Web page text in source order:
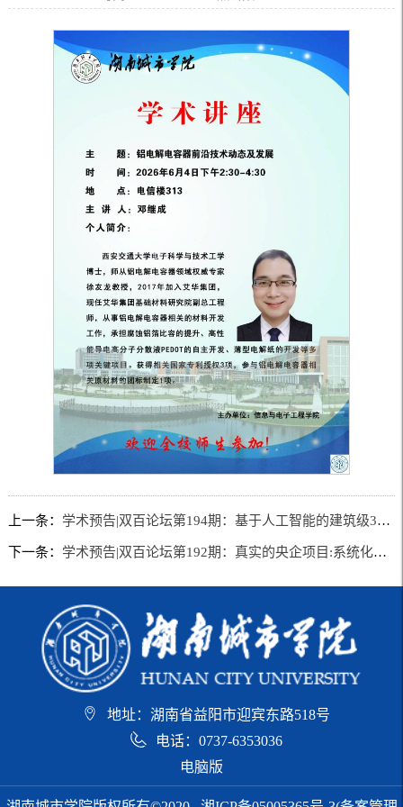
上一条： 学术预告|双百论坛第194期：基于人工智能的建筑级3D打印发展现状与进展
下一条： 学术预告|双百论坛第192期：真实的央企项目:系统化的全流程管理
地址：湖南省益阳市迎宾东路518号
电话：0737-6353036
电脑版